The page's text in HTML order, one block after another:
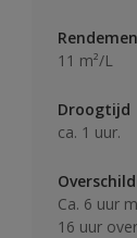
11 m²/L
Droogtijd
ca. 1 uur.
Ca. 6 uur
16 uur